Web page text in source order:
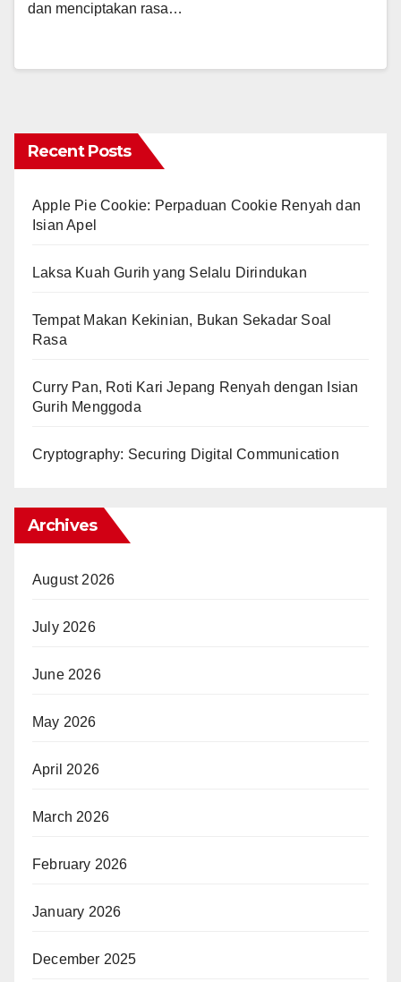
dan menciptakan rasa…
Recent Posts
Apple Pie Cookie: Perpaduan Cookie Renyah dan
Isian Apel
Laksa Kuah Gurih yang Selalu Dirindukan
Tempat Makan Kekinian, Bukan Sekadar Soal
Rasa
Curry Pan, Roti Kari Jepang Renyah dengan Isian
Gurih Menggoda
Cryptography: Securing Digital Communication
Archives
August 2026
July 2026
June 2026
May 2026
April 2026
March 2026
February 2026
January 2026
December 2025